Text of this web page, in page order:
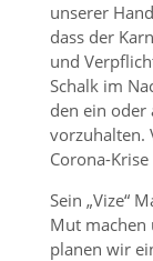
unserer
dass der
und
Schalk im
den ein oder
vorzuhalten.
Corona-
Sein „Vize“
Mut machen
planen wir